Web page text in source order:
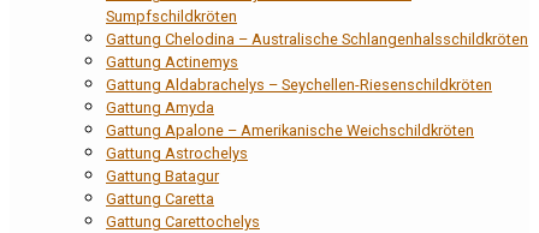
Sumpfschildkröten
Gattung Chelodina – Australische Schlangenhalsschildkröten
Gattung Actinemys
Gattung Aldabrachelys – Seychellen-Riesenschildkröten
Gattung Amyda
Gattung Apalone – Amerikanische Weichschildkröten
Gattung Astrochelys
Gattung Batagur
Gattung Caretta
Gattung Carettochelys